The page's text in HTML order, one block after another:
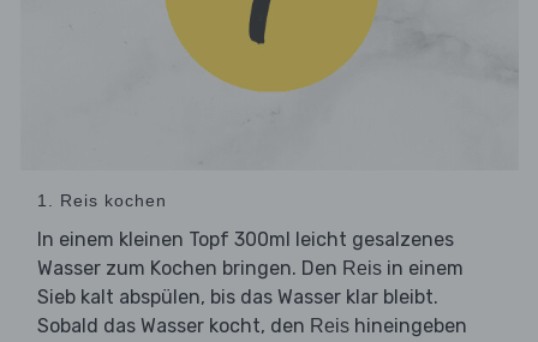
1. Reis kochen
In einem kleinen Topf 300ml leicht gesalzenes
Wasser zum Kochen bringen. Den Reis in einem
Sieb kalt abspülen, bis das Wasser klar bleibt.
Sobald das Wasser kocht, den Reis hineingeben